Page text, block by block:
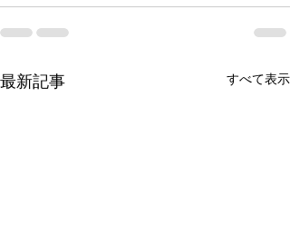
最新記事 すべて表示